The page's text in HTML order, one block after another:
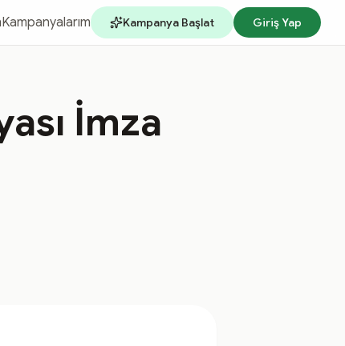
Kampanyalarım Kampanya Başlat Giriş Yap
İmza